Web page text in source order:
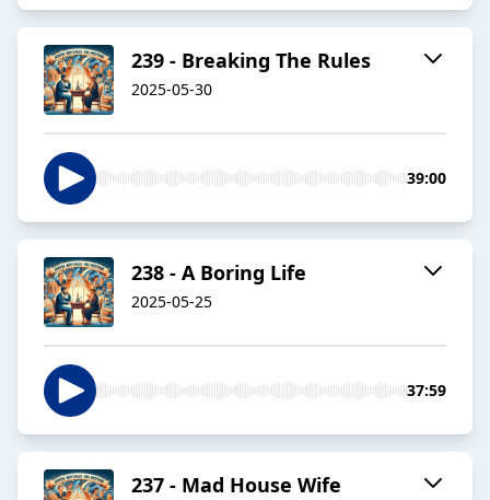
239 - Breaking The Rules
2025-05-30
39:00
238 - A Boring Life
2025-05-25
37:59
237 - Mad House Wife